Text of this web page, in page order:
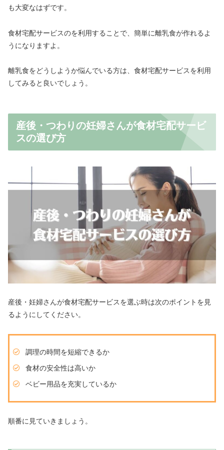
も大変なはずです。
食材宅配サービスのを利用することで、簡単に離乳食が作れるよ
うになりますよ。
離乳食をどうしようか悩んでいる方は、食材宅配サービスを利用
してみると良いでしょう。
産後・つわりの妊婦さんが食材宅配サービ
スの選び方
産後・妊婦さんが食材宅配サービスを選ぶ時は次のポイントを見
るようにしてください。
調理の時間を短縮できるか
食材の安全性は高いか
ベビー用品を充実しているか
順番に見ていきましょう。